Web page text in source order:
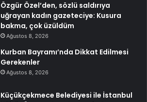
Özgür Özel’den, sözlü saldırıya
uğrayan kadın gazeteciye: Kusura
bakma, çok üzüldüm
Ağustos 8, 2026
Kurban Bayramı’nda Dikkat Edilmesi
Gerekenler
Ağustos 8, 2026
Küçükçekmece Belediyesi ile İstanbul